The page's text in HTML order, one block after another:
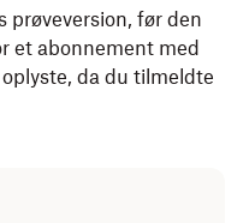
prøveversion, før den
et abonnement med
da du tilmeldte